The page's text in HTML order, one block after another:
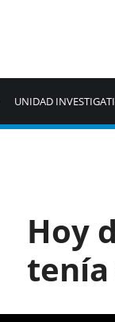
UNIDAD
Hoy
tenía